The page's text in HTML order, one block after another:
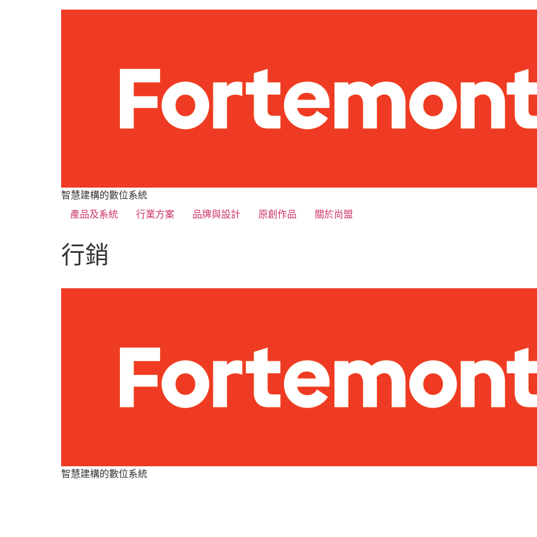
智慧建構的數位系統
產品及系統
行業方案 品牌與設計 原創作品 關於尚盟
行銷
智慧建構的數位系統